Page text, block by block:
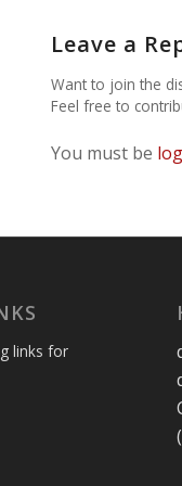
Leave a
Want to join the
Feel free to
You must be
links for